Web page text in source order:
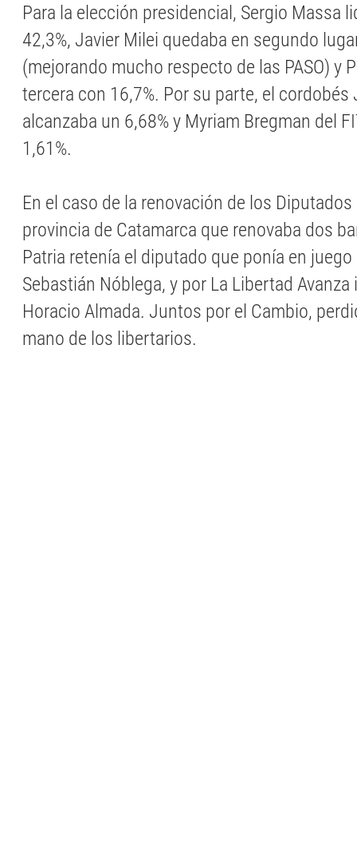
Para la elección presidencial, Sergio Massa
42,3%, Javier Milei quedaba en segundo
(mejorando mucho respecto de las PASO) y
tercera con 16,7%. Por su parte, el
alcanzaba un 6,68% y Myriam Bregman del
1,61%.
En el caso de la renovación de los
provincia de Catamarca que renovaba dos
Patria retenía el diputado que ponía en
Sebastián Nóblega, y por La Libertad
Horacio Almada. Juntos por el Cambio,
mano de los libertarios.